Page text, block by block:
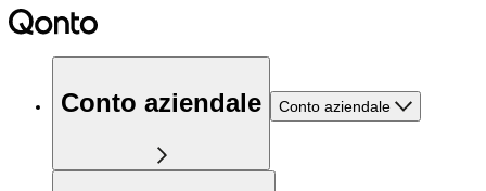
Conto aziendale Conto aziendale